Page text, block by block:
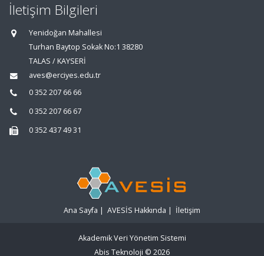
İletişim Bilgileri
Yenidoğan Mahallesi
Turhan Baytop Sokak No:1 38280
TALAS / KAYSERİ
aves@erciyes.edu.tr
0 352 207 66 66
0 352 207 66 67
0 352 437 49 31
Ana Sayfa | AVESİS Hakkında | İletişim
Akademik Veri Yönetim Sistemi
Abis Teknoloji © 2026